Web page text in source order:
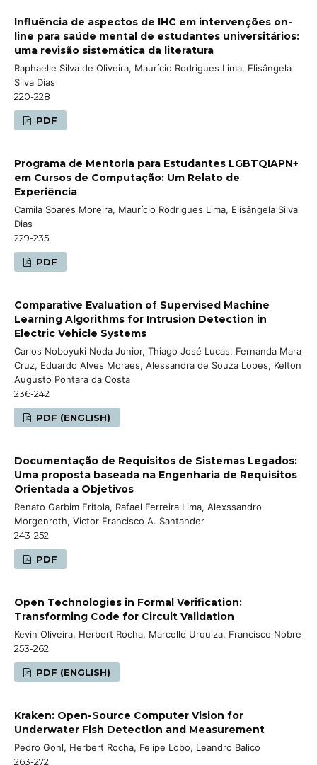
Influência de aspectos de IHC em intervenções on-
line para saúde mental de estudantes universitários:
uma revisão sistemática da literatura
Raphaelle Silva de Oliveira, Maurício Rodrigues Lima, Elisângela
Silva Dias
220-228
PDF
Programa de Mentoria para Estudantes LGBTQIAPN+
em Cursos de Computação: Um Relato de
Experiência
Camila Soares Moreira, Maurício Rodrigues Lima, Elisângela Silva
Dias
229-235
PDF
Comparative Evaluation of Supervised Machine
Learning Algorithms for Intrusion Detection in
Electric Vehicle Systems
Carlos Noboyuki Noda Junior, Thiago José Lucas, Fernanda Mara
Cruz, Eduardo Alves Moraes, Alessandra de Souza Lopes, Kelton
Augusto Pontara da Costa
236-242
PDF (ENGLISH)
Documentação de Requisitos de Sistemas Legados:
Uma proposta baseada na Engenharia de Requisitos
Orientada a Objetivos
Renato Garbim Fritola, Rafael Ferreira Lima, Alexssandro
Morgenroth, Victor Francisco A. Santander
243-252
PDF
Open Technologies in Formal Verification:
Transforming Code for Circuit Validation
Kevin Oliveira, Herbert Rocha, Marcelle Urquiza, Francisco Nobre
253-262
PDF (ENGLISH)
Kraken: Open-Source Computer Vision for
Underwater Fish Detection and Measurement
Pedro Gohl, Herbert Rocha, Felipe Lobo, Leandro Balico
263-272